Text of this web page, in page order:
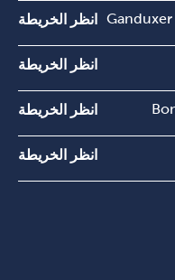
انظر الخريطة
انظر الخريطة
انظر الخريطة
انظر الخريطة